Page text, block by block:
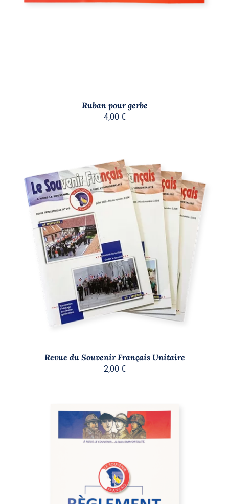
Ruban pour gerbe
4,00 €
AJOUTER AU PANIER
DÉTAILS
Revue du Souvenir Français Unitaire
2,00 €
AJOUTER AU PANIER